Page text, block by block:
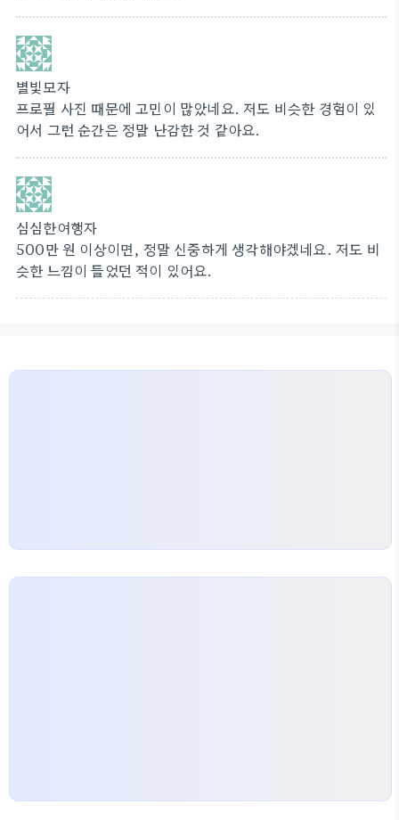
별빛모자
프로필 사진 때문에 고민이 많았네요. 저도 비슷한 경험이 있
어서 그런 순간은 정말 난감한 것 같아요.
심심한여행자
500만 원 이상이면, 정말 신중하게 생각해야겠네요. 저도 비
슷한 느낌이 들었던 적이 있어요.